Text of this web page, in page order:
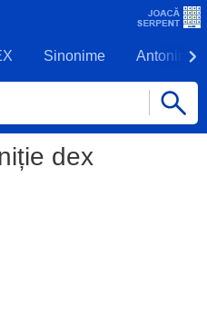
Sinonime Antonime
dex